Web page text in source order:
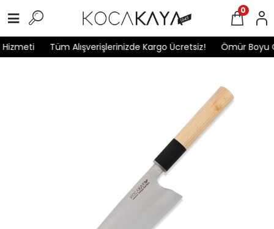
Tüm Alışverişlerinizde Kargo Ücretsiz! Ömür Boyu
0